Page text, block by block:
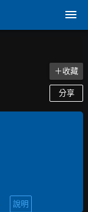
＋收藏
分享
說明